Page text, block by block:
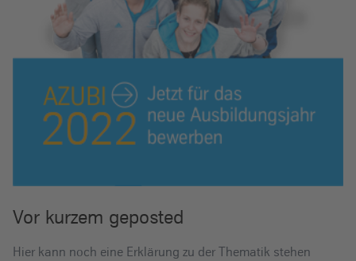
Vor kurzem geposted
Hier kann noch eine Erklärung zu der Thematik stehen